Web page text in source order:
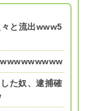
々と流出www5
wwwwwwwww
た奴、逮捕確